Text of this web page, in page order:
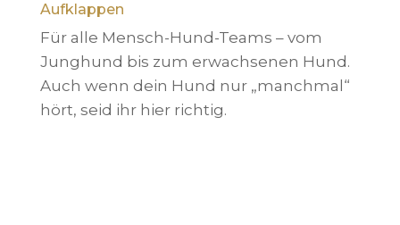
Aufklappen
Für alle Mensch-Hund-Teams – vom
Junghund bis zum erwachsenen Hund.
Auch wenn dein Hund nur „manchmal“
hört, seid ihr hier richtig.